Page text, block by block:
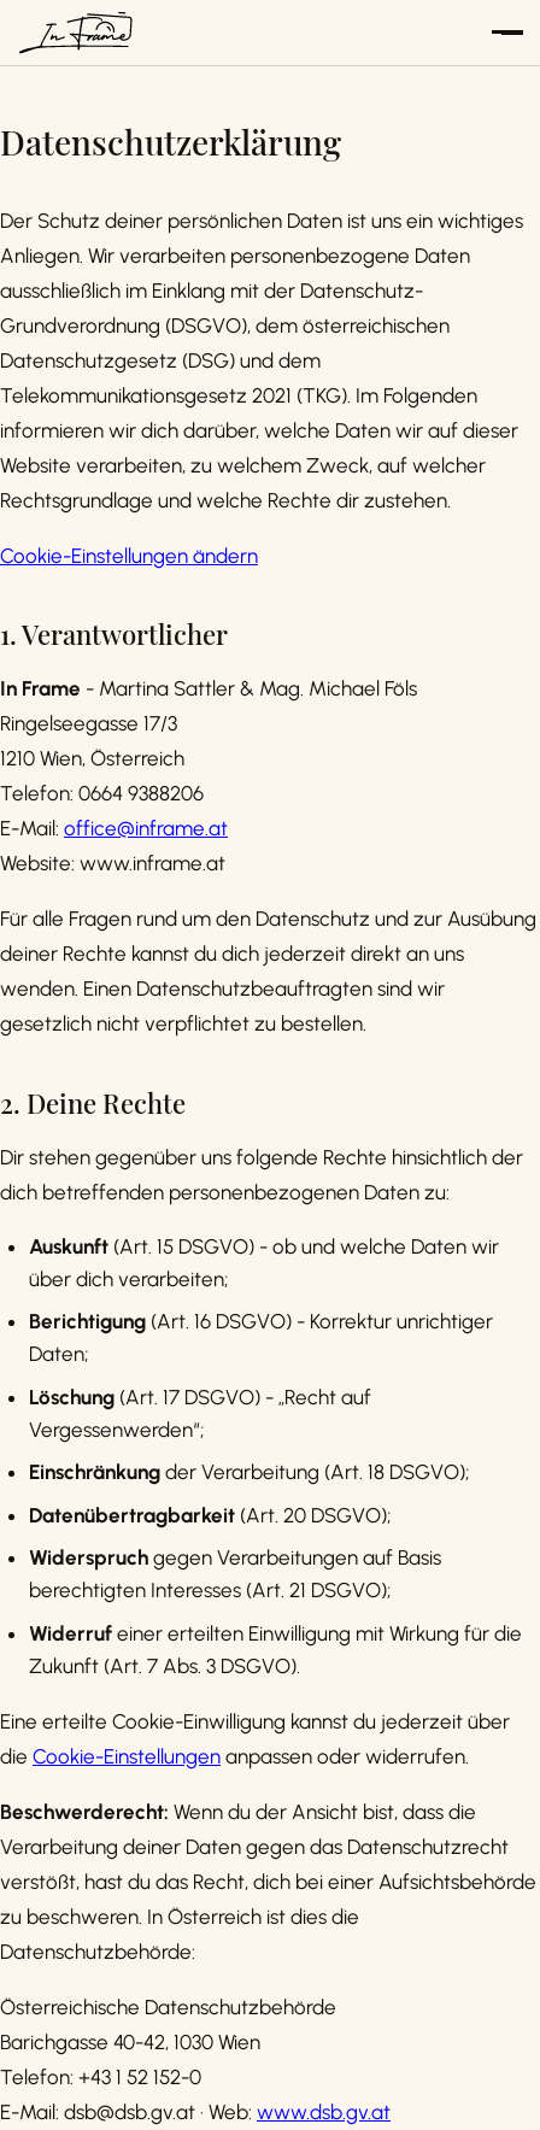
Inhalt
Datenschutzerklärung
Der Schutz deiner persönlichen Daten ist uns ein wichtiges
Anliegen. Wir verarbeiten personenbezogene Daten
ausschließlich im Einklang mit der Datenschutz-
Grundverordnung (DSGVO), dem österreichischen
Datenschutzgesetz (DSG) und dem
Telekommunikationsgesetz 2021 (TKG). Im Folgenden
informieren wir dich darüber, welche Daten wir auf dieser
Website verarbeiten, zu welchem Zweck, auf welcher
Rechtsgrundlage und welche Rechte dir zustehen.
Cookie-Einstellungen ändern
1. Verantwortlicher
In Frame - Martina Sattler & Mag. Michael Föls
Ringelseegasse 17/3
1210 Wien, Österreich
Telefon: 0664 9388206
E-Mail: office@inframe.at
Website: www.inframe.at
Für alle Fragen rund um den Datenschutz und zur Ausübung
deiner Rechte kannst du dich jederzeit direkt an uns
wenden. Einen Datenschutzbeauftragten sind wir
gesetzlich nicht verpflichtet zu bestellen.
2. Deine Rechte
Dir stehen gegenüber uns folgende Rechte hinsichtlich der
dich betreffenden personenbezogenen Daten zu:
Auskunft(Art. 15 DSGVO) - ob und welche Daten wir
über dich verarbeiten;
Berichtigung(Art. 16 DSGVO) - Korrektur unrichtiger
Daten;
Löschung(Art. 17 DSGVO) - „Recht auf
Vergessenwerden“;
Einschränkungder Verarbeitung (Art. 18 DSGVO);
Datenübertragbarkeit(Art. 20 DSGVO);
Widerspruchgegen Verarbeitungen auf Basis
berechtigten Interesses (Art. 21 DSGVO);
Widerrufeiner erteilten Einwilligung mit Wirkung für die
Zukunft (Art. 7 Abs. 3 DSGVO).
Eine erteilte Cookie-Einwilligung kannst du jederzeit über
die Cookie-Einstellungen anpassen oder widerrufen.
Beschwerderecht: Wenn du der Ansicht bist, dass die
Verarbeitung deiner Daten gegen das Datenschutzrecht
verstößt, hast du das Recht, dich bei einer Aufsichtsbehörde
zu beschweren. In Österreich ist dies die
Datenschutzbehörde:
Österreichische Datenschutzbehörde
Barichgasse 40-42, 1030 Wien
Telefon: +43 1 52 152-0
E-Mail: dsb@dsb.gv.at · Web: www.dsb.gv.at